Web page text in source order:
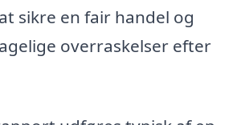
sikre en fair handel og
overraskelser efter